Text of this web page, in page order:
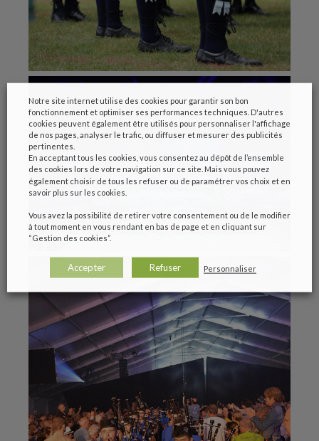
Notre site internet utilise des cookies pour garantir son bon
fonctionnement et optimiser ses performances techniques. D'autres
cookies peuvent également être utilisés pour personnaliser l'affichage
de nos pages, analyser le trafic, ou diffuser et mesurer des publicités
pertinentes.
En acceptant tous les cookies, vous consentez au dépôt de l’ensemble
des cookies lors de votre navigation sur ce site. Mais vous pouvez
également choisir de tous les refuser ou de paramétrer vos choix et en
savoir plus sur les cookies.
Vous avez la possibilité de retirer votre consentement ou de le modifier
à tout moment en vous rendant en bas de page et en cliquant sur
“Gestion des cookies”.
Accepter Refuser Personnaliser